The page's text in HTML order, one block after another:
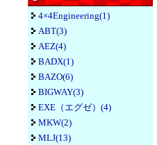
4×4Engineering(1)
ABT(3)
AEZ(4)
BADX(1)
BAZO(6)
BIGWAY(3)
EXE（エグゼ）(4)
MKW(2)
MLJ(13)